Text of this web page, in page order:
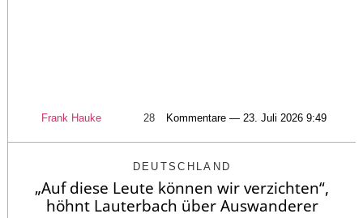
Frank Hauke 28 Kommentare — 23. Juli 2026 9:49
DEUTSCHLAND
„Auf diese Leute können wir verzichten“,
höhnt Lauterbach über Auswanderer